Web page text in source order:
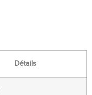
Détails